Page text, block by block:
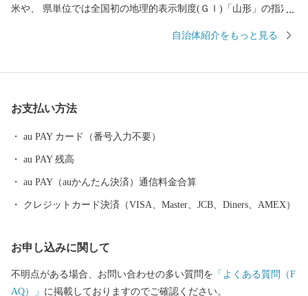
米や、 県単位では全国初の地理的表示制度(ＧＩ)「山形」の指定
しい逸品も自慢です。 また、最上川舟運によって伝えられた上方
も目白押しです。 そんな山形県への旅を一層豊かなものにするの
が温泉です。山形県は、全ての市町村に温泉が湧出し、山や渓谷
海沿いの温泉など、様々なタイプの温泉を楽しむことができま
す。 ふるさと納税を機に山形へお越しいただき、旬の味覚、歴史
や文化、自然をお楽しみください。
自治体紹介をもっと見る
お支払い方法
au PAY カード（番号入力不要）
au PAY 残高
au PAY（auかんたん決済）通信料金合算
クレジットカード決済（VISA、Master、JCB、Diners、AMEX）
お申し込みに関して
不明点がある場合、お問い合わせの多い質問を 「よくある質問（F
AQ）」 に掲載しておりますのでご確認ください。